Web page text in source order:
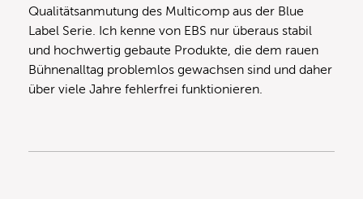
Qualitätsanmutung des Multicomp aus der Blue
Label Serie. Ich kenne von EBS nur überaus stabil
und hochwertig gebaute Produkte, die dem rauen
Bühnenalltag problemlos gewachsen sind und daher
über viele Jahre fehlerfrei funktionieren.